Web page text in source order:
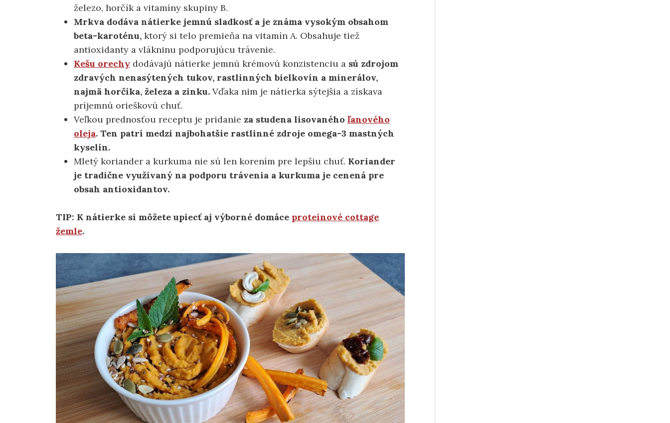
železo, horčík a vitamíny skupiny B.
Mrkva dodáva nátierke jemnú sladkosť a je známa vysokým obsahom
beta-karoténu, ktorý si telo premieňa na vitamín A. Obsahuje tiež
antioxidanty a vlákninu podporujúcu trávenie.
Kešu orechy dodávajú nátierke jemnú krémovú konzistenciu a sú zdrojom
zdravých nenasýtených tukov, rastlinných bielkovín a minerálov,
najmä horčíka, železa a zinku. Vďaka nim je nátierka sýtejšia a získava
príjemnú orieškovú chuť.
Veľkou prednosťou receptu je pridanie za studena lisovaného ľanového
oleja. Ten patrí medzi najbohatšie rastlinné zdroje omega-3 mastných
kyselín.
Mletý koriander a kurkuma nie sú len korením pre lepšiu chuť. Koriander
je tradične využívaný na podporu trávenia a kurkuma je cenená pre
obsah antioxidantov.
TIP: K nátierke si môžete upiecť aj výborné domáce proteínové cottage
žemle.